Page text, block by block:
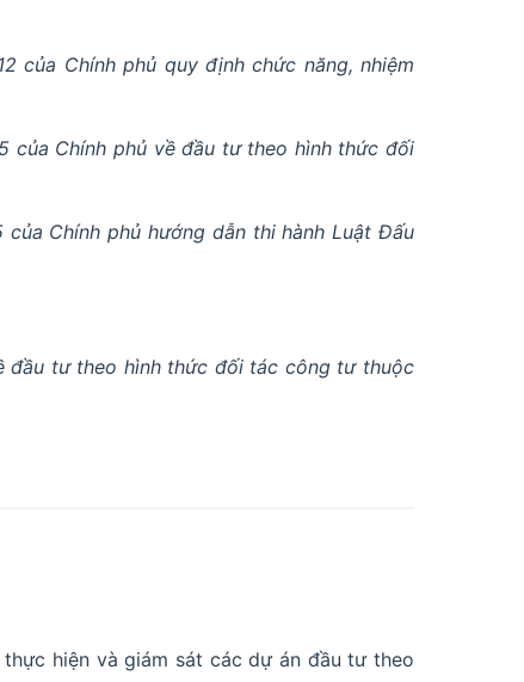
của Chính phủ quy định chức năng, nhiệm
của Chính phủ về đầu tư theo hình thức đối
Chính phủ hướng dẫn thi hành Luật Đấu
đầu tư theo hình thức đối tác công tư thuộc
hiện và giám sát các dự án đầu tư theo